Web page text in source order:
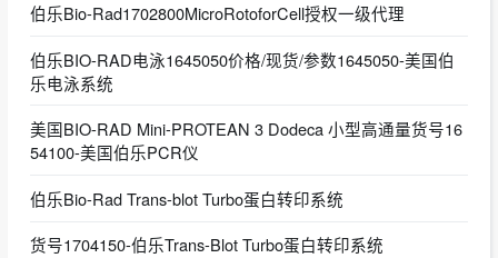
伯乐Bio-Rad1702800MicroRotoforCell授权一级代理
伯乐BIO-RAD电泳1645050价格/现货/参数1645050-美国伯
乐电泳系统
美国BIO-RAD Mini-PROTEAN 3 Dodeca 小型高通量货号16
54100-美国伯乐PCR仪
伯乐Bio-Rad Trans-blot Turbo蛋白转印系统
货号1704150-伯乐Trans-Blot Turbo蛋白转印系统